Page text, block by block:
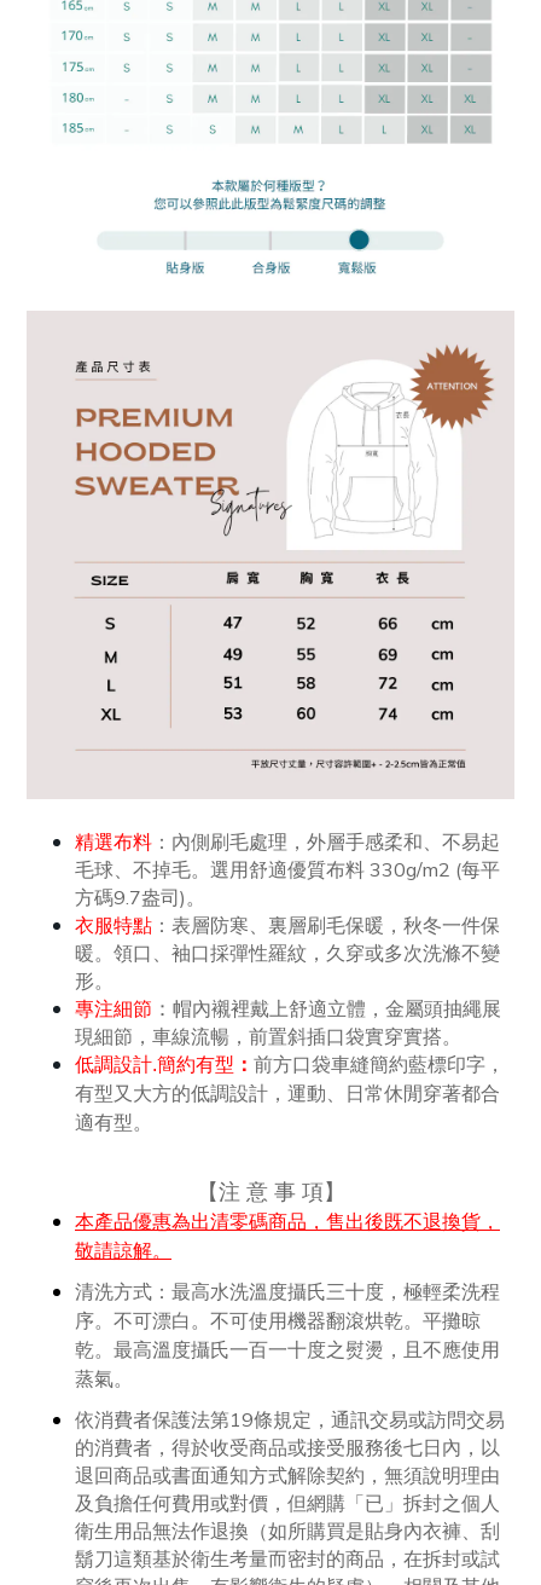
精選布料 ：內側刷毛處理，外層手感柔和、不易起
毛球、不掉毛。選用舒適優質布料 330g/m2 (每平
方碼9.7盎司)。
衣服特點 ：表層防寒、裏層刷毛保暖，秋冬一件保
暖。領口、袖口採彈性羅紋，久穿或多次洗滌不變
形。
專注細節 ： 帽內襯裡戴上舒適立體，金屬頭抽繩展
現細節，車線流暢，前置斜插口袋實穿實搭。
低調設計.簡約有型 ： 前方口袋車縫簡約藍標印字，
有型又大方的低調設計，運動、日常休閒穿著都合
適有型。
【注 意 事 項】
本產品優惠為出清零碼商品，售出後既不退換貨，
敬請諒解。
清洗方式：最高水洗溫度攝氏三十度，極輕柔洗程
序。不可漂白。不可使用機器翻滾烘乾。平攤晾
乾。最高溫度攝氏一百一十度之熨燙，且不應使用
蒸氣。
依消費者保護法第19條規定，通訊交易或訪問交易
的消費者，得於收受商品或接受服務後七日內，以
退回商品或書面通知方式解除契約，無須說明理由
及負擔任何費用或對價，但網購「已」拆封之個人
衛生用品無法作退換（如所購買是貼身內衣褲、刮
鬍刀這類基於衛生考量而密封的商品，在拆封或試